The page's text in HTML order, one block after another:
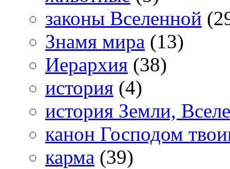
законы Вселенной
Знамя мира (13)
Иерархия (38)
история (4)
история Земли,
канон Господом
карма (39)